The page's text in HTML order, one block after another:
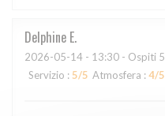
Delphine E
2026-05-14 - 13:30 - Ospiti 5
Servizio : 5/5 Atmosfera : 4/5